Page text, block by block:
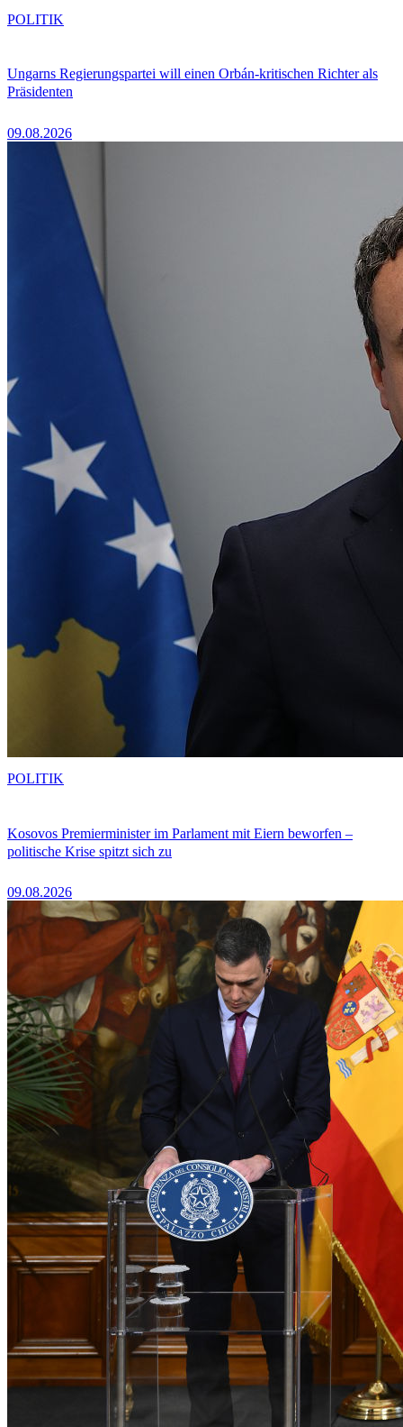
Ungarns Regierungspartei will einen Orbán-kritischen Richter als
Präsidenten
09.08.2026
POLITIK
Kosovos Premierminister im Parlament mit Eiern beworfen –
politische Krise spitzt sich zu
09.08.2026
POLITIK